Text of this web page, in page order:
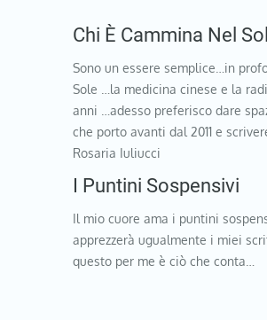
Chi È Cammina Nel
Sono un essere semplice…in
Sole …la medicina cinese e la
anni …adesso preferisco dare
che porto avanti dal 2011 e
Rosaria Iuliucci
I Puntini Sospensivi
Il mio cuore ama i puntini
apprezzerà ugualmente i miei
questo per me è ciò che conta…